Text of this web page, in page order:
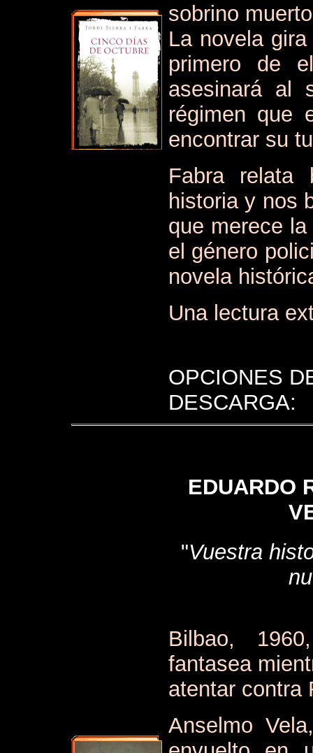
sobrino
La novela
primero de
asesinará al
régimen que
encontrar su
Fabra
historia y nos
que merece
el género
novela
Una lectura
OPCIONES
DESCARGA:
EDUARDO
"Vuestra
Bilbao,
fantasea
atentar contra
Anselmo